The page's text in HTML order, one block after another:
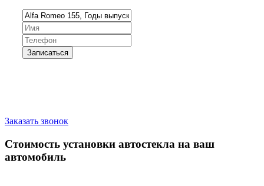
Заказать звонок
Стоимость установки автостекла на ваш
автомобиль